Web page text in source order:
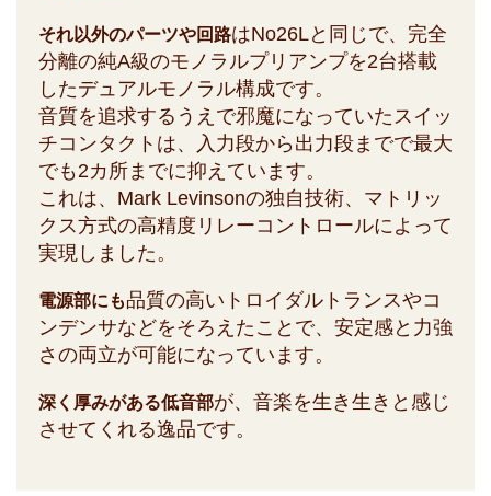
それ以外のパーツや回路はNo26Lと同じで、完全
分離の純A級のモノラルプリアンプを2台搭載
したデュアルモノラル構成です。
音質を追求するうえで邪魔になっていたスイッ
チコンタクトは、入力段から出力段までで最大
でも2カ所までに抑えています。
これは、Mark Levinsonの独自技術、マトリッ
クス方式の高精度リレーコントロールによって
実現しました。
電源部にも品質の高いトロイダルトランスやコ
ンデンサなどをそろえたことで、安定感と力強
さの両立が可能になっています。
深く厚みがある低音部が、音楽を生き生きと感じ
させてくれる逸品です。